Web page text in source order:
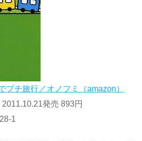
プチ旅行／オノフミ（amazon）
発売 893円
1